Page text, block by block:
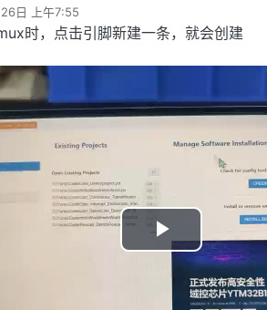
日 上午7:55
时，点击引脚新建一条，就会创建
P